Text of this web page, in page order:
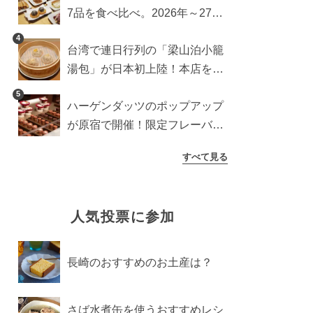
7品を食べ比べ。2026年～27年
4
台湾で連日行列の「梁山泊小籠
湯包」が日本初上陸！本店を知
5
ハーゲンダッツのポップアップ
が原宿で開催！限定フレーバー
すべて見る
人気投票に参加
長崎のおすすめのお土産は？
さば水煮缶を使うおすすめレシ